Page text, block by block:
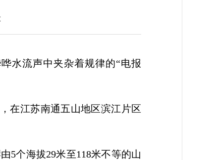
水流声中夹杂着规律的“电报
在江苏南通五山地区滨江片区
5个海拔29米至118米不等的山